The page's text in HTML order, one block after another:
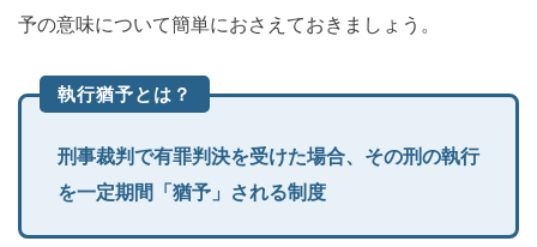
予の意味について簡単におさえておきましょう。
執行猶予とは？
刑事裁判で有罪判決を受けた場合、その刑の執行
を一定期間「猶予」される制度